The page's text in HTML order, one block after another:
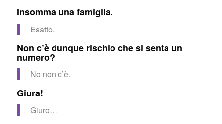
Insomma una famiglia.
Esatto.
Non c’è dunque rischio che si senta un
numero?
No non c’è.
Giura!
Giuro…